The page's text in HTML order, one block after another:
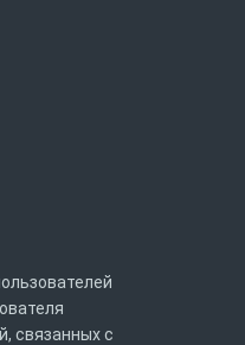
связанных с